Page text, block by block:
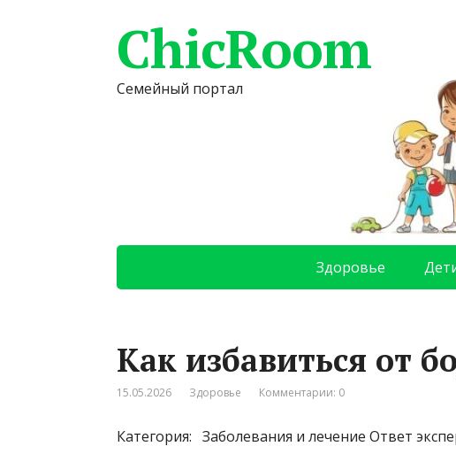
ChicRoom
Семейный портал
Здоровье
Как избавиться от
15.05.2026 Здоровье Комментарии: 0
Категория: Заболевания и лечение Ответ